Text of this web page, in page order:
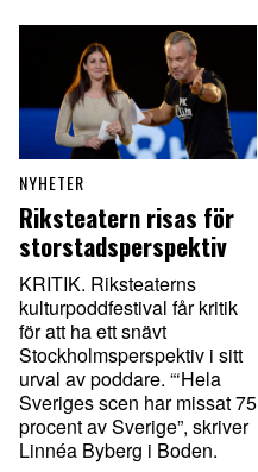
NYHETER
Riksteatern risas för
storstadsperspektiv
KRITIK. Riksteaterns
kulturpoddfestival får kritik
för att ha ett snävt
Stockholmsperspektiv i sitt
urval av poddare. “‘Hela
Sveriges scen har missat 75
procent av Sverige”, skriver
Linnéa Byberg i Boden.